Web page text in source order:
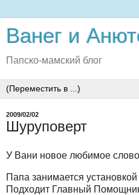
Ванег и
Папско-мамский блог
2009/02/02
Шуруповерт
У Вани новое любимое
Папа занимается
Подходит Главный